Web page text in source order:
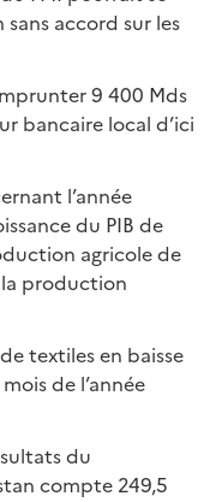
accord sur les
9 400 Mds
bancaire local d’ici
l’année
du PIB de
agricole de
la production
textiles en baisse
de l’année
du
compte 249,5